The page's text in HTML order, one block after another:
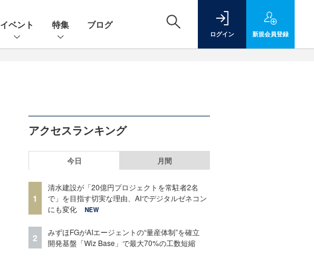
イベント 特集 ブログ
ログイン 新規会員登録
アクセスランキング
今日 月間
1
清水建設が「20億円プロジェクトを常駐者2名
で」を目指す切実な理由、AIでデジタルゼネコン
にも変化
NEW
2
みずほFGがAIエージェントの“量産体制”を確立
開発基盤「Wiz Base」で最大70%の工数短縮